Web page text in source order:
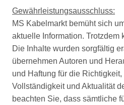
Gewährleistungsausschluss:
MS Kabelmarkt bemüht sich
aktuelle Information. Trotzdem
Die Inhalte wurden sorgfältig
übernehmen Autoren und
und Haftung für die
Vollständigkeit und Aktualität
beachten Sie, dass sämtliche